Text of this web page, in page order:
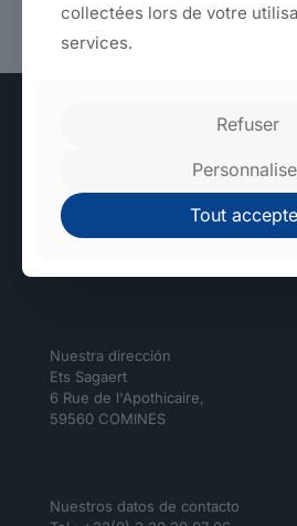
Fábricas de alta tecnología y
medio ambiente.
Nuestra dirección
Ets Sagaert
6 Rue de l'Apothicaire,
59560 COMINES
Nuestros datos de contacto
collectées lors de votre
services.
Refuser
Tout